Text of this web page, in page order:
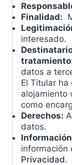
Finalidad:
interesado.
datos a
El Titular
alojamiento
como
Derechos:
datos.
información
Privacidad.